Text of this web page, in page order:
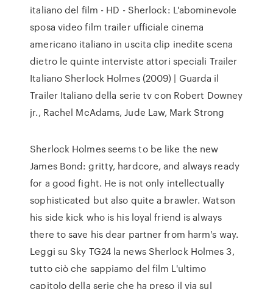
italiano del film - HD - Sherlock: L'abominevole
sposa video film trailer ufficiale cinema
americano italiano in uscita clip inedite scena
dietro le quinte interviste attori speciali Trailer
Italiano Sherlock Holmes (2009) | Guarda il
Trailer Italiano della serie tv con Robert Downey
jr., Rachel McAdams, Jude Law, Mark Strong
Sherlock Holmes seems to be like the new
James Bond: gritty, hardcore, and always ready
for a good fight. He is not only intellectually
sophisticated but also quite a brawler. Watson
his side kick who is his loyal friend is always
there to save his dear partner from harm's way.
Leggi su Sky TG24 la news Sherlock Holmes 3,
tutto ciò che sappiamo del film L'ultimo
capitolo della serie che ha preso il via sul